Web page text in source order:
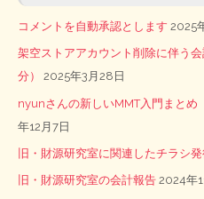
コメントを自動承認とします 2025
架空ストアアカウント削除に伴う
分）
2025年3月28日
nyunさんの新しいMMT入門まとめ
年12月7日
旧・財源研究室に関連したチラシ
旧・財源研究室の会計報告 2024年